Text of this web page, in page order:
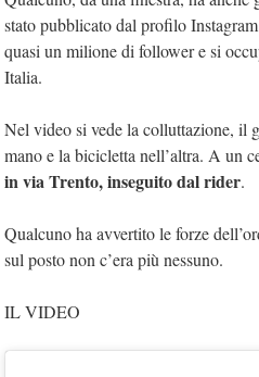
stato pubblicato dal profilo
quasi un milione di follower e si
Italia.
Nel video si vede la colluttazione, il
mano e la bicicletta nell’altra. A un
in via Trento, inseguito dal rider.
Qualcuno ha avvertito le forze
sul posto non c’era più nessuno.
IL VIDEO